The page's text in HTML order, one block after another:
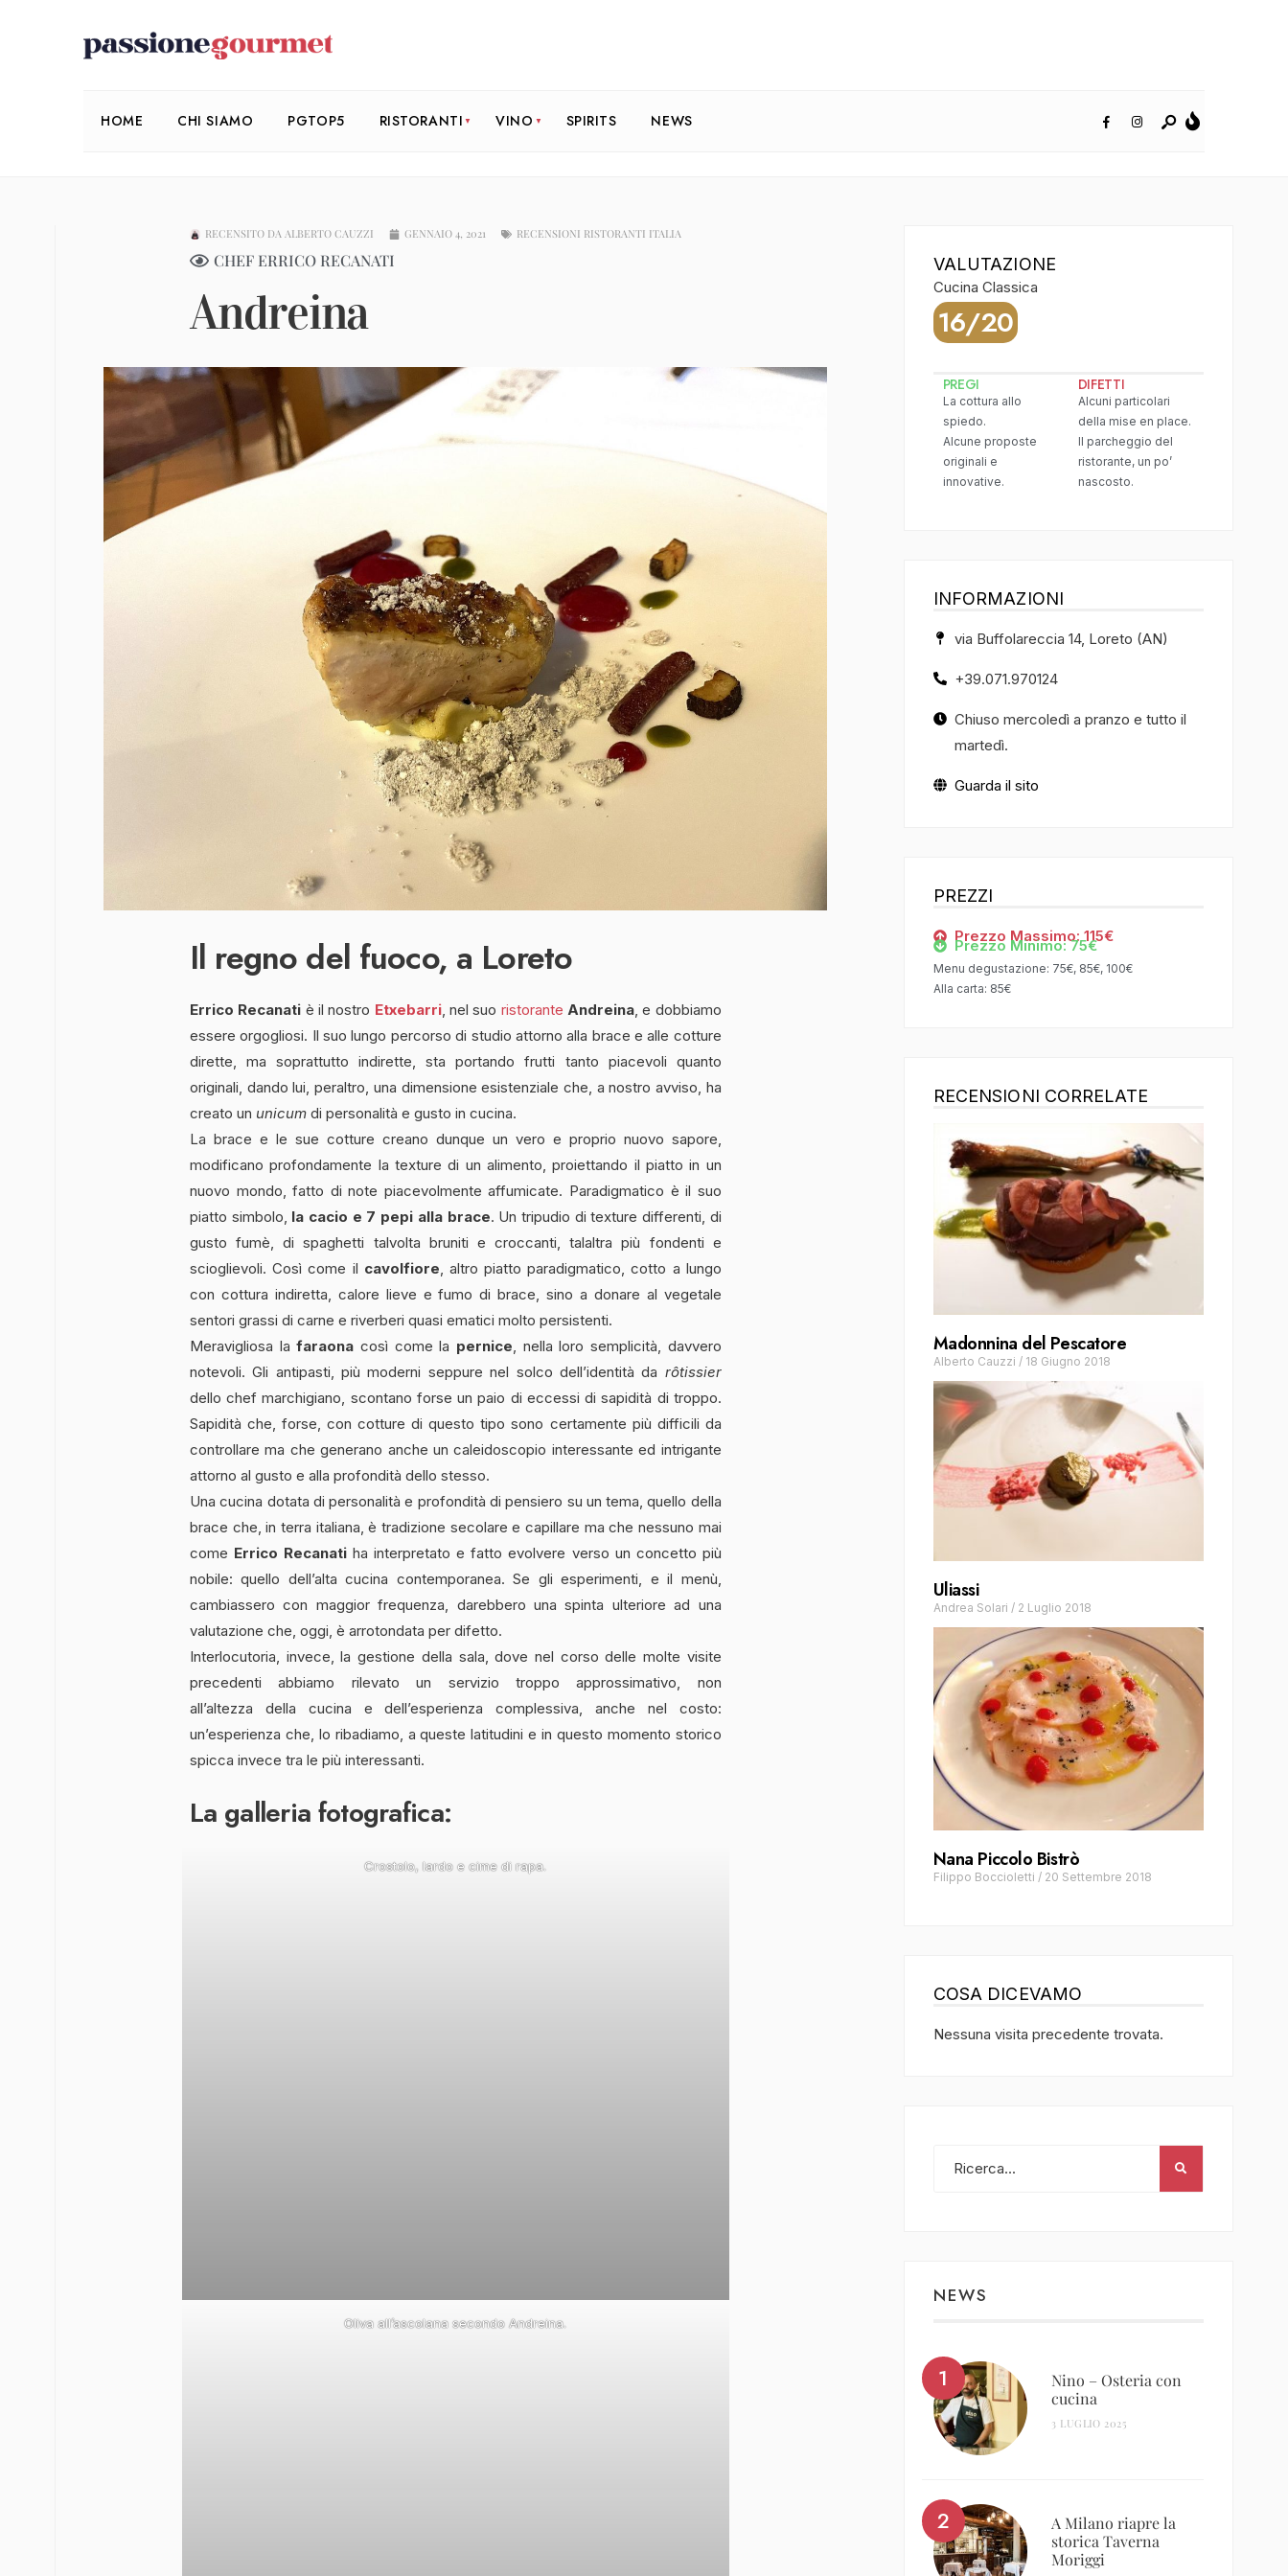
HOME CHI SIAMO PGTOP5 RISTORANTI VINO SPIRITS NEWS
RECENSITO DA ALBERTO CAUZZI GENNAIO 4, 2021 RECENSIONI RISTORANTI ITALIA
CHEF ERRICO RECANATI
Andreina
Il regno del fuoco, a Loreto
Errico Recanati è il nostro Etxebarri, nel suo ristorante Andreina , e dobbiamo
essere orgogliosi. Il suo lungo percorso di studio attorno alla brace e alle cotture
dirette, ma soprattutto indirette, sta portando frutti tanto piacevoli quanto
originali, dando lui, peraltro, una dimensione esistenziale che, a nostro avviso, ha
creato un unicum di personalità e gusto in cucina.
La brace e le sue cotture creano dunque un vero e proprio nuovo sapore,
modificano profondamente la texture di un alimento, proiettando il piatto in un
nuovo mondo, fatto di note piacevolmente affumicate. Paradigmatico è il suo
piatto simbolo, la cacio e 7 pepi alla brace. Un tripudio di texture differenti, di
gusto fumè, di spaghetti talvolta bruniti e croccanti, talaltra più fondenti e
scioglievoli. Così come il cavolfiore , altro piatto paradigmatico, cotto a lungo
con cottura indiretta, calore lieve e fumo di brace, sino a donare al vegetale
sentori grassi di carne e riverberi quasi ematici molto persistenti.
Meravigliosa lafaraona così come la pernice , nella loro semplicità, davvero
notevoli. Gli antipasti, più moderni seppure nel solco dell’identità da rôtissier
dello chef marchigiano, scontano forse un paio di eccessi di sapidità di troppo.
Sapidità che, forse, con cotture di questo tipo sono certamente più difficili da
controllare ma che generano anche un caleidoscopio interessante ed intrigante
attorno al gusto e alla profondità dello stesso.
Una cucina dotata di personalità e profondità di pensiero su un tema, quello della
brace che, in terra italiana, è tradizione secolare e capillare ma che nessuno mai
come Errico Recanati ha interpretato e fatto evolvere verso un concetto più
nobile: quello dell’alta cucina contemporanea. Se gli esperimenti, e il menù,
cambiassero con maggior frequenza, darebbero una spinta ulteriore ad una
valutazione che, oggi, è arrotondata per difetto.
Interlocutoria, invece, la gestione della sala, dove nel corso delle molte visite
precedenti abbiamo rilevato un servizio troppo approssimativo, non
all’altezza della cucina e dell’esperienza complessiva, anche nel costo:
un’esperienza che, lo ribadiamo, a queste latitudini e in questo momento storico
spicca invece tra le più interessanti.
La galleria fotografica:
Crostolo, lardo e cime di rapa.
Oliva all’ascolana secondo Andreina.
VALUTAZIONE
Cucina Classica
16/20
PREGI
La cottura allo
spiedo.
Alcune proposte
originali e
innovative.
DIFETTI
Alcuni particolari
della mise en place.
Il parcheggio del
ristorante, un po’
nascosto.
INFORMAZIONI
via Buffolareccia 14, Loreto (AN)
+39.071.970124
Chiuso mercoledì a pranzo e tutto il
martedì.
Guarda il sito
PREZZI
Prezzo Massimo: 115€
Prezzo Minimo: 75€
Menu degustazione: 75€, 85€, 100€
Alla carta: 85€
RECENSIONI CORRELATE
Madonnina del Pescatore
Alberto Cauzzi / 18 Giugno 2018
Uliassi
Andrea Solari / 2 Luglio 2018
Nana Piccolo Bistrò
Filippo Boccioletti / 20 Settembre 2018
COSA DICEVAMO
Nessuna visita precedente trovata.
NEWS
Nino – Osteria con
cucina
3 LUGLIO 2025
A Milano riapre la
storica Taverna
Moriggi